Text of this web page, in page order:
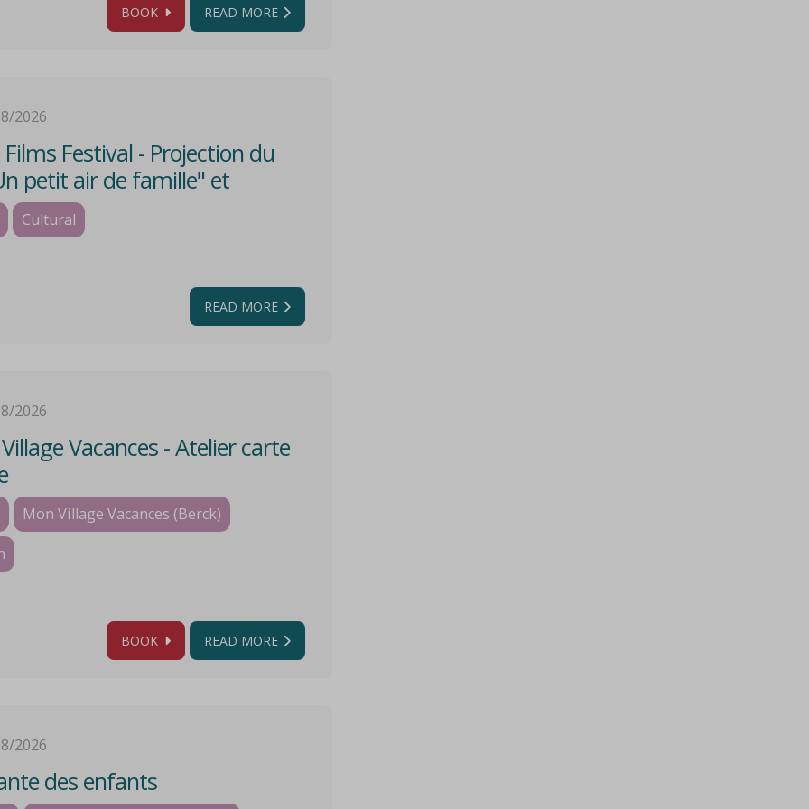
BOOK READ MORE
2026
Festival - Projection du
petit air de famille" et
Cultural
READ MORE
2026
Vacances - Atelier carte
Mon Village Vacances (Berck)
BOOK READ MORE
2026
des enfants